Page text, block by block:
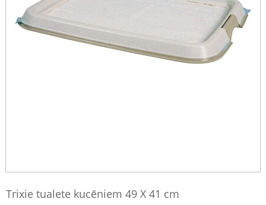
Trixie tualete kucēniem 49 X 41 cm